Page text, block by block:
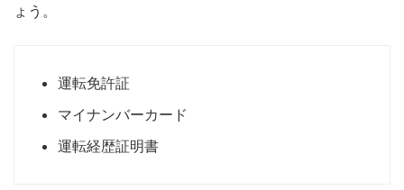
ょう。
運転免許証
マイナンバーカード
運転経歴証明書